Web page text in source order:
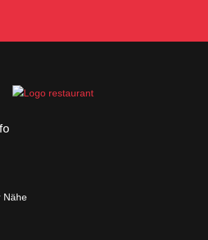
Nähe